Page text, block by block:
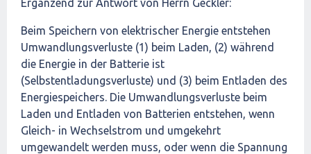
Ergänzend zur Antwort von Herrn Geckler:
Beim Speichern von elektrischer Energie entstehen
Umwandlungsverluste (1) beim Laden, (2) während
die Energie in der Batterie ist
(Selbstentladungsverluste) und (3) beim Entladen des
Energiespeichers. Die Umwandlungsverluste beim
Laden und Entladen von Batterien entstehen, wenn
Gleich- in Wechselstrom und umgekehrt
umgewandelt werden muss, oder wenn die Spannung